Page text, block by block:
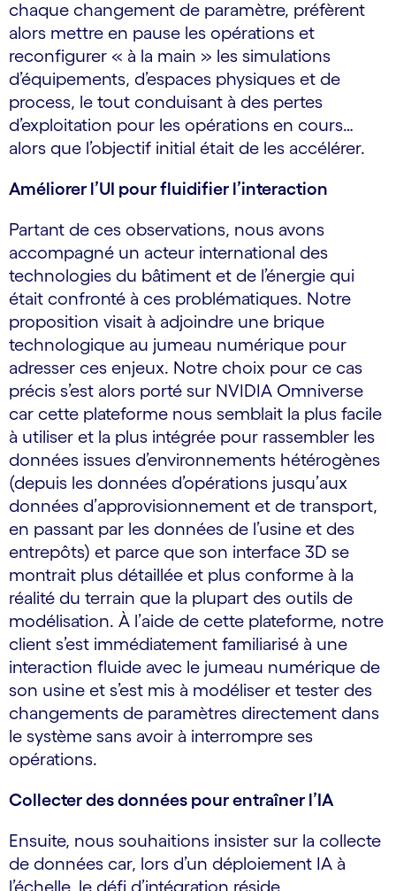
chaque changement de paramètre, préfèrent
alors mettre en pause les opérations et
reconfigurer « à la main » les simulations
d’équipements, d’espaces physiques et de
process, le tout conduisant à des pertes
d’exploitation pour les opérations en cours…
alors que l’objectif initial était de les accélérer.
Améliorer l’UI pour fluidifier l’interaction
Partant de ces observations, nous avons
accompagné un acteur international des
technologies du bâtiment et de l’énergie qui
était confronté à ces problématiques. Notre
proposition visait à adjoindre une brique
technologique au jumeau numérique pour
adresser ces enjeux. Notre choix pour ce cas
précis s’est alors porté sur NVIDIA Omniverse
car cette plateforme nous semblait la plus facile
à utiliser et la plus intégrée pour rassembler les
données issues d’environnements hétérogènes
(depuis les données d’opérations jusqu’aux
données d’approvisionnement et de transport,
en passant par les données de l’usine et des
entrepôts) et parce que son interface 3D se
montrait plus détaillée et plus conforme à la
réalité du terrain que la plupart des outils de
modélisation. À l’aide de cette plateforme, notre
client s’est immédiatement familiarisé à une
interaction fluide avec le jumeau numérique de
son usine et s’est mis à modéliser et tester des
changements de paramètres directement dans
le système sans avoir à interrompre ses
opérations.
Collecter des données pour entraîner l’IA
Ensuite, nous souhaitions insister sur la collecte
de données car, lors d’un déploiement IA à
l’échelle, le défi d’intégration réside